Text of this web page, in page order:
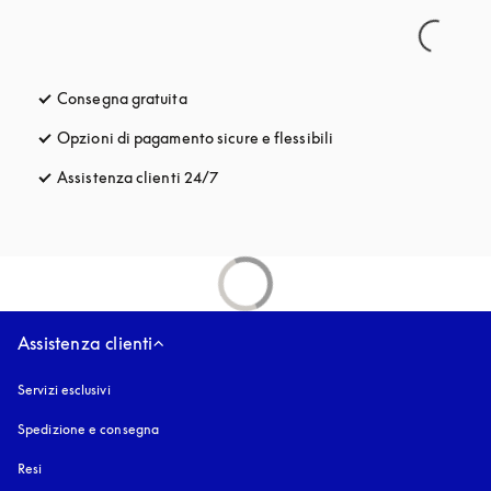
Consegna gratuitasi apre in una nuova finestra
Opzioni di pagamento sicure e flessibili
Assistenza clienti 24/7
Assistenza clienti
Servizi esclusivi
Spedizione e consegna
Resi